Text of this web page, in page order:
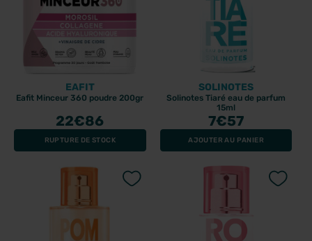
EAFIT
Eafit Minceur 360 poudre 200gr
22€86
RUPTURE DE STOCK
SOLINOTES
Solinotes Tiaré eau de parfum
15ml
7€57
AJOUTER AU PANIER